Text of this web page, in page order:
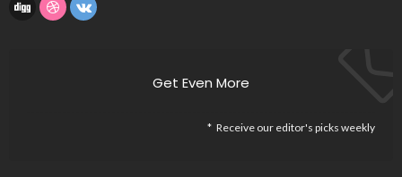
Get Even More
Receive our editor's picks weekly